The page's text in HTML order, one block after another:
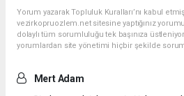
Yorum yazarak Topluluk Kuralları’nı kabul
vezirkopruozlem.net sitesine yaptığınız
dolaylı tüm sorumluluğu tek başınıza
yorumlardan site yönetimi hiçbir şekilde
Mert Adam